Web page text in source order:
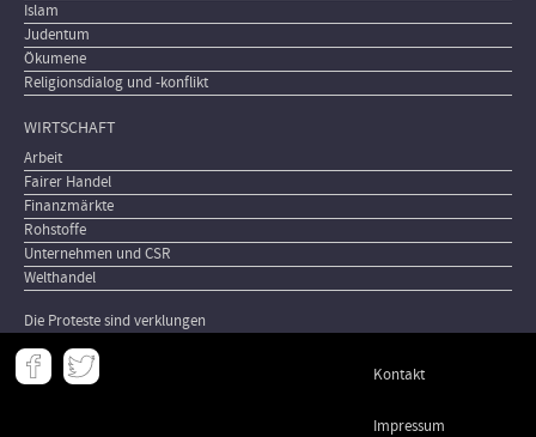
Islam
Judentum
Ökumene
Religionsdialog und -konflikt
WIRTSCHAFT
Arbeit
Fairer Handel
Finanzmärkte
Rohstoffe
Unternehmen und CSR
Welthandel
Die Proteste sind verklungen
Meta
- Kontakt
Impressum